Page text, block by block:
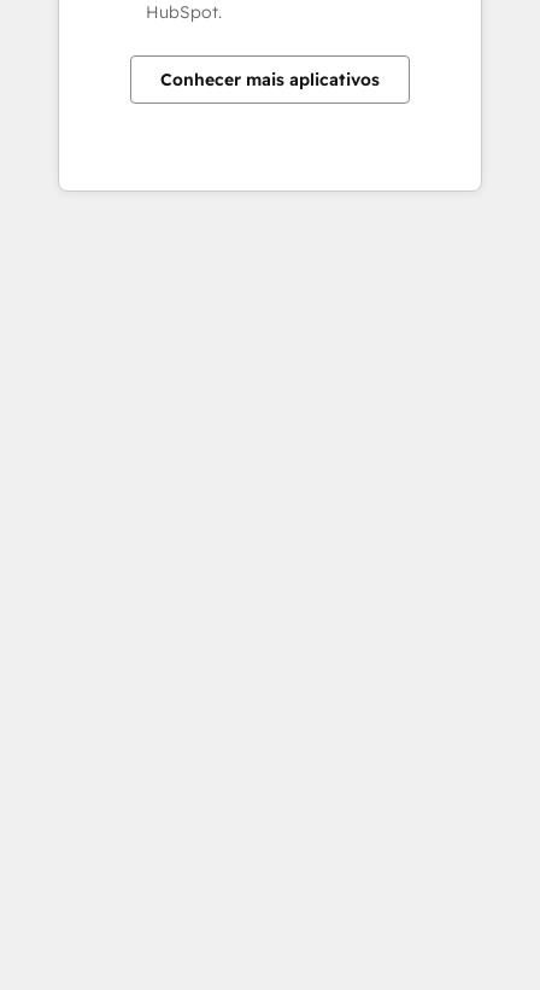
HubSpot.
Conhecer mais aplicativos